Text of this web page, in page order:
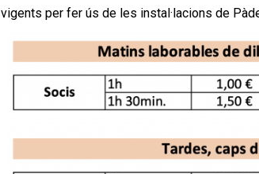
vigents per fer ús de les instal·lacions de